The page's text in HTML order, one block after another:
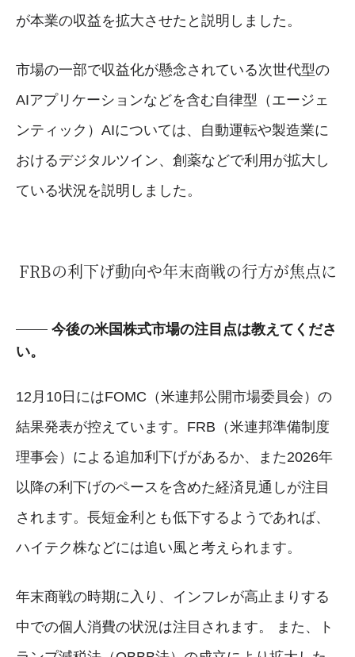
が本業の収益を拡大させたと説明しました。
市場の一部で収益化が懸念されている次世代型の
AIアプリケーションなどを含む自律型（エージェ
ンティック）AIについては、自動運転や製造業に
おけるデジタルツイン、創薬などで利用が拡大し
ている状況を説明しました。
FRBの利下げ動向や年末商戦の行方が焦点に
今後の米国株式市場の注目点は教えてくださ
い。
12月10日にはFOMC（米連邦公開市場委員会）の
結果発表が控えています。FRB（米連邦準備制度
理事会）による追加利下げがあるか、また2026年
以降の利下げのペースを含めた経済見通しが注目
されます。長短金利とも低下するようであれば、
ハイテク株などには追い風と考えられます。
年末商戦の時期に入り、インフレが高止まりする
中での個人消費の状況は注目されます。 また、ト